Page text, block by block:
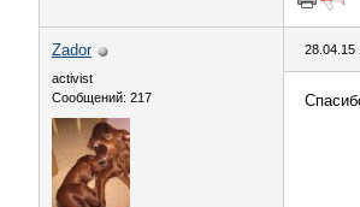
Zador
activist
Сообщений: 217
28.04.15